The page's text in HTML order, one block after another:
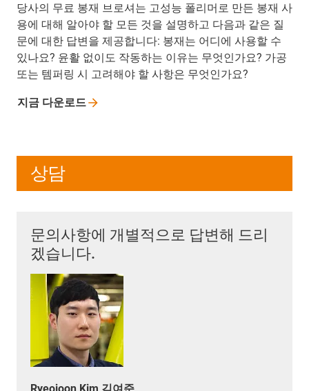
당사의 무료 봉재 브로셔는 고성능 폴리머로 만든 봉재 사
용에 대해 알아야 할 모든 것을 설명하고 다음과 같은 질
문에 대한 답변을 제공합니다: 봉재는 어디에 사용할 수
있나요? 윤활 없이도 작동하는 이유는 무엇인가요? 가공
또는 템퍼링 시 고려해야 할 사항은 무엇인가요?
지금 다운로드
상담
문의사항에 개별적으로 답변해 드리
겠습니다.